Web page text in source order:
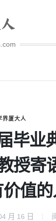
界厦大人
毕业
授寄
值
月 16 日